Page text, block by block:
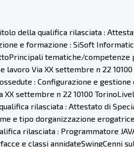
della qualifica rilasciata :
e formazione : SiSoft
tematiche/
Via XX settembre n 22
: Configurazione e
settembre n 22 10100
rilasciata : Attestato di
e tipo dorganizzazione
rilasciata : Programmatore
e classi annidateSwingCenni